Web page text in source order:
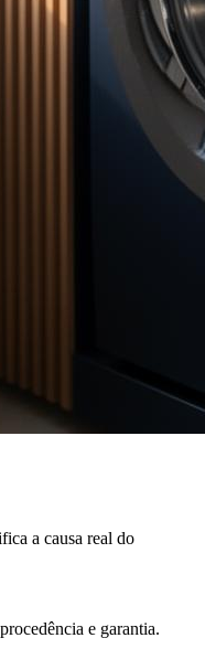
a causa real do
e garantia.